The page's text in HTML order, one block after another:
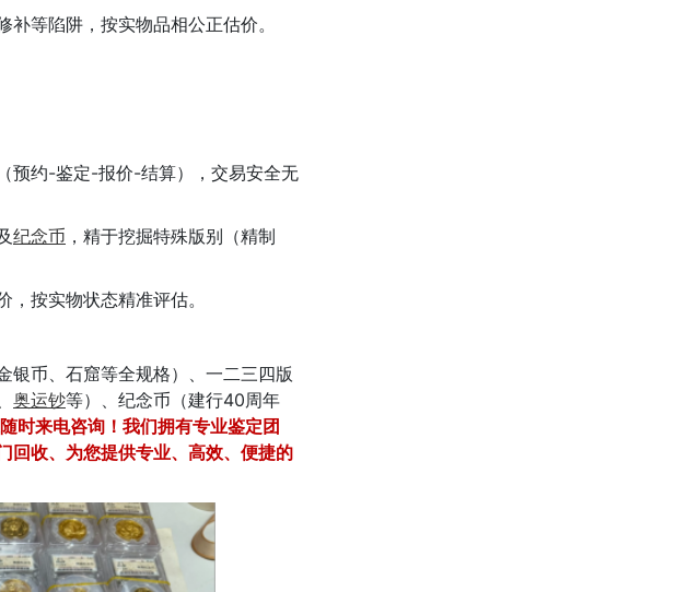
等陷阱，按实物品相公正估价。
预约-鉴定-报价-结算），交易安全无
纪念币 ，精于挖掘特殊版别（精制
按实物状态精准评估。
银币、石窟等全规格）、一二三四版
奥运钞等）、纪念币（建行40周年
时来电咨询！我们拥有专业鉴定团
回收、为您提供专业、高效、便捷的